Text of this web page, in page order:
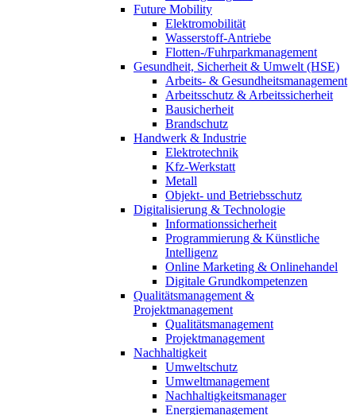
Future Mobility
Elektromobilität
Wasserstoff-Antriebe
Flotten-/Fuhrparkmanagement
Gesundheit, Sicherheit & Umwelt (HSE)
Arbeits- & Gesundheitsmanagement
Arbeitsschutz & Arbeitssicherheit
Bausicherheit
Brandschutz
Handwerk & Industrie
Elektrotechnik
Kfz-Werkstatt
Metall
Objekt- und Betriebsschutz
Digitalisierung & Technologie
Informationssicherheit
Programmierung & Künstliche
Intelligenz
Online Marketing & Onlinehandel
Digitale Grundkompetenzen
Qualitätsmanagement &
Projektmanagement
Qualitätsmanagement
Projektmanagement
Nachhaltigkeit
Umweltschutz
Umweltmanagement
Nachhaltigkeitsmanager
Energiemanagement